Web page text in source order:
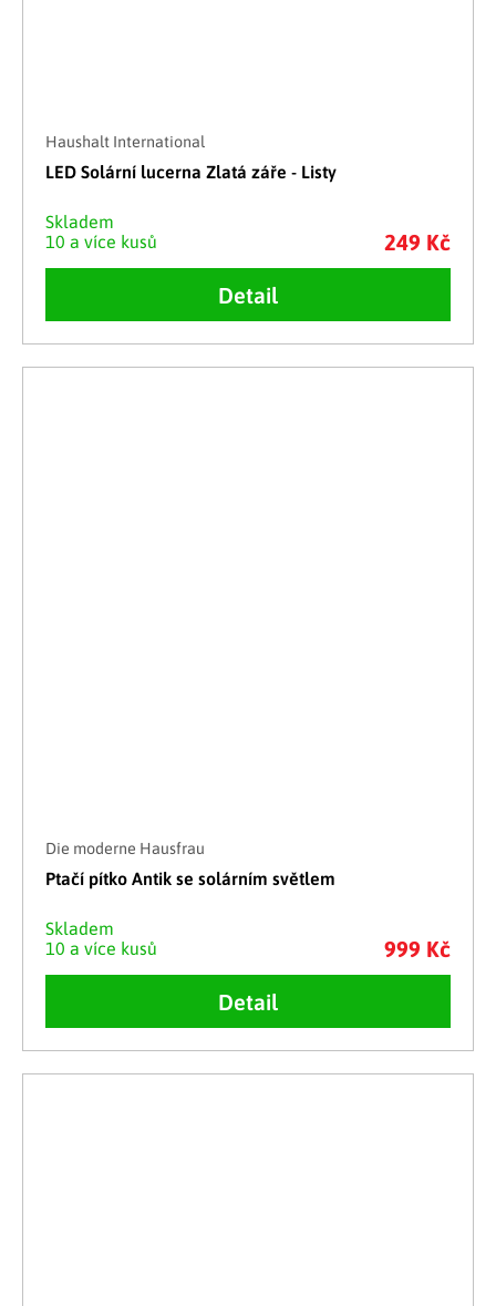
Haushalt International
LED Solární lucerna Zlatá záře - Listy
Skladem
10 a více kusů
249 Kč
Detail
Die moderne Hausfrau
Ptačí pítko Antik se solárním světlem
Skladem
10 a více kusů
999 Kč
Detail